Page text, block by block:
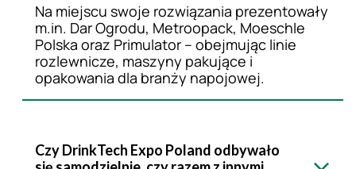
Na miejscu swoje rozwiązania prezentowały
m.in. Dar Ogrodu, Metroopack, Moeschle
Polska oraz Primulator – obejmując linie
rozlewnicze, maszyny pakujące i
opakowania dla branży napojowej.
Czy DrinkTech Expo Poland odbywało